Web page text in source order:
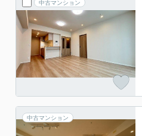
中古マンション
中古マンション